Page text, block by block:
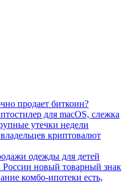
продает биткоин?
для macOS, слежка
утечки недели
криптовалют
одежды для детей
России новый товарный знак
комбо-ипотеки есть,